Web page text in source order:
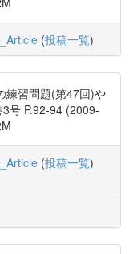
(投稿一覧)
練習問題(第47回)や
号 P.92-94 (2009-
(投稿一覧)